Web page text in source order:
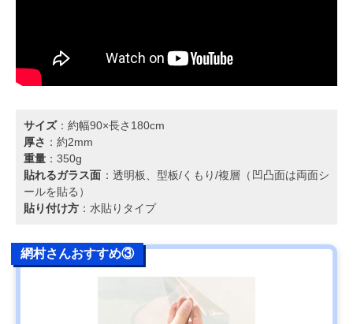
サイズ：約幅90×長さ180cm
厚さ ：約2mm
重量 ：350g
貼れるガラス面 ：透明板、型板/くもり/複層（凹凸面は両面シ
ールを貼る）
貼り付け方 ：水貼りタイプ
網村さんおすすめ③